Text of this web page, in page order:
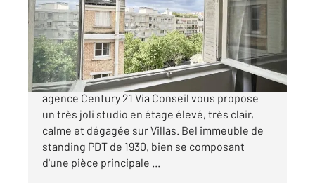
Appartement Studio à vendre
219 000 €
AUTEUIL - METRO CHARDON LAGACHE - Votre
agence Century 21 Via Conseil vous propose
un très joli studio en étage élevé, très clair,
calme et dégagée sur Villas. Bel immeuble de
standing PDT de 1930, bien se composant
d'une pièce principale ...